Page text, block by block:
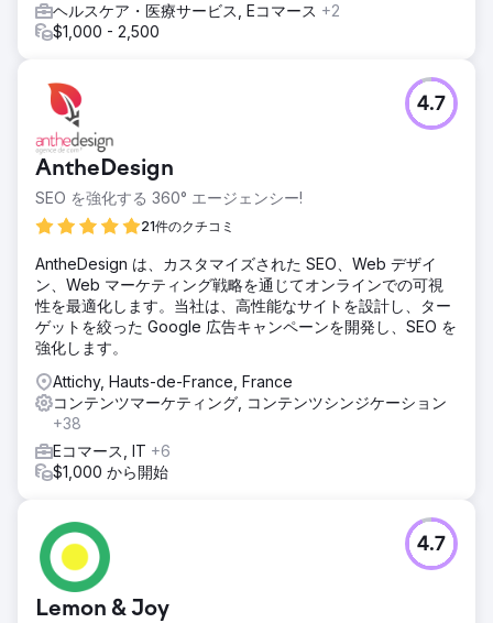
ヘルスケア・医療サービス, Eコマース +2
$1,000 - 2,500
AntheDesign
SEO を強化する 360° エージェンシー!
21件のクチコミ
4.7
AntheDesign は、カスタマイズされた SEO、Web デザイ
ン、Web マーケティング戦略を通じてオンラインでの可視
性を最適化します。当社は、高性能なサイトを設計し、ター
ゲットを絞った Google 広告キャンペーンを開発し、SEO を
強化します。
Attichy, Hauts-de-France, France
コンテンツマーケティング, コンテンツシンジケーション
+38
Eコマース, IT +6
$1,000 から開始
Lemon & Joy
4.7